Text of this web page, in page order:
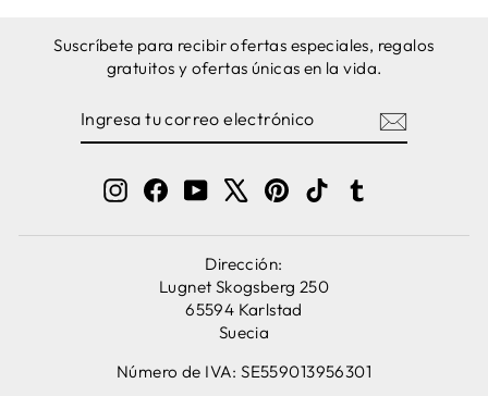
Suscríbete para recibir ofertas especiales, regalos
gratuitos y ofertas únicas en la vida.
CORREO
InstagramFacebook
YouTube Pinterest
TikTok
Dirección:
Lugnet Skogsberg 250
65594 Karlstad
Suecia
Número de IVA: SE559013956301